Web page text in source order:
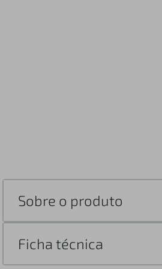
Sobre o produto
Ficha técnica